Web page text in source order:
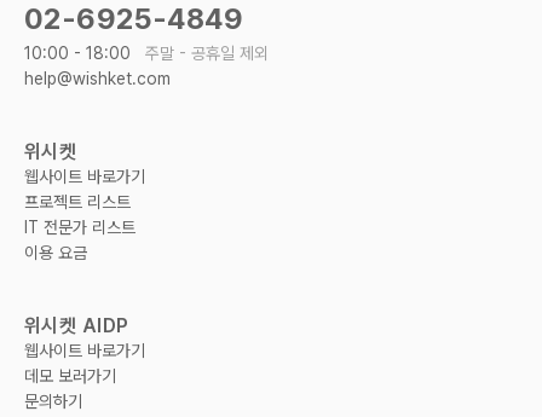
02-6925-4849
10:00 - 18:00 주말 - 공휴일 제외
help@wishket.com
위시켓
웹사이트 바로가기
프로젝트 리스트
IT 전문가 리스트
이용 요금
위시켓 AIDP
웹사이트 바로가기
데모 보러가기
문의하기